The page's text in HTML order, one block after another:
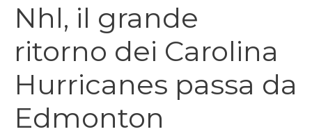
Nhl, il grande
ritorno dei Carolina
Hurricanes passa da
Edmonton